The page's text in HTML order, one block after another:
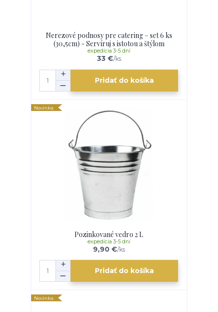
Nerezové podnosy pre catering – set 6 ks
(30,5cm) - Servíruj s istotou a štýlom
33 €/ks
expedícia 3-5 dní
Pridať do košíka
Novinka
Pozinkované vedro 2 L
9,90 €/ks
expedícia 3-5 dní
Pridať do košíka
Novinka